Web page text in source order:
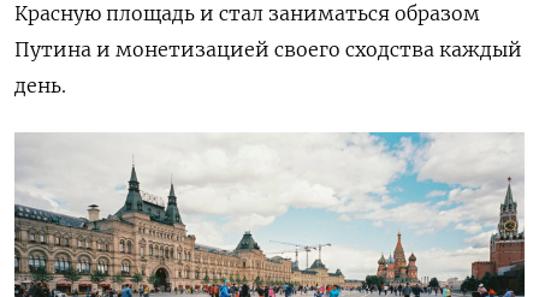
Красную площадь и стал заниматься образом
Путина и монетизацией своего сходства каждый
день.